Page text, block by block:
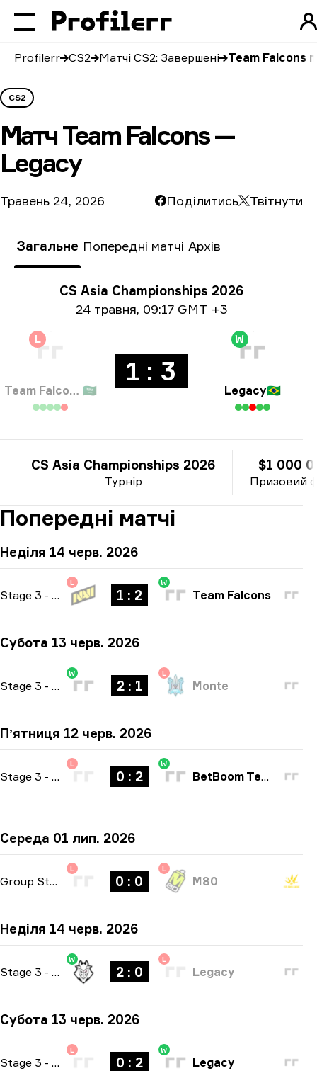
Profilerr CS2 Матчі CS2: Завершені Team Falcons
CS2
МатчTeam Falcons —
Legacy
Травень 24, 2026 Поділитись Твітнути
Загальне Попередні матчі Архів
Інформація про турнір
CS Asia Championships 2026
Інформація про дату
24 травня, 09:17 GMT +3
L
Team Falcons 🇸🇦
1 : 3
W
Legacy🇧🇷
Турнір
CS Asia Championships 2026
Призовий
$1 000
Попередні матчі
Неділя 14 черв. 2026
Stage 3 - bo3
L
1 : 2
W
Team Falcons
Субота 13 черв. 2026
Stage 3 - bo3
W
2 : 1
L
Monte
Пʼятниця 12 черв. 2026
Stage 3 - bo3
L
0 : 2
W
BetBoom Team
Середа 01 лип. 2026
Group Stage
L
0 : 0
L
M80
Неділя 14 черв. 2026
Stage 3 - bo3
W
2 : 0
L
Legacy
Субота 13 черв. 2026
Stage 3 - bo3
L
0 : 2
W
Legacy